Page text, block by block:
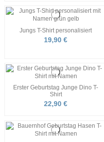
Jungs T-Shirt personalisiert
19,90 €
Erster Geburtstag Junge Dino T-
Shirt
22,90 €